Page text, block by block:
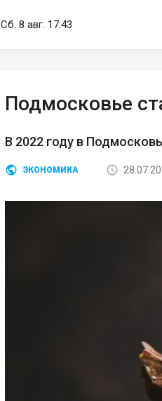
Сб. 8 авг. 17:43
Подмосковье
В 2022 году в
ЭКОНОМИКА